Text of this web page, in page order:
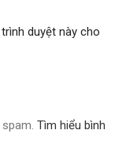
duyệt này cho
Tìm hiểu bình